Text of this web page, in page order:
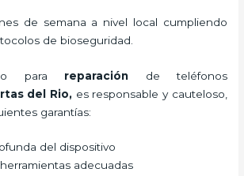
de semana a nivel local cumpliendo
de bioseguridad.
para reparación de teléfonos
del Rio, es responsable y cauteloso,
garantías:
del dispositivo
adecuadas